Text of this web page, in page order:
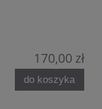
170,00 zł
do koszyka